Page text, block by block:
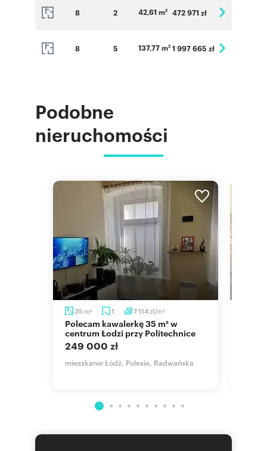
8 2 42,61 m2 472 971 zł
8 5 137,77 m2 1 997 665 zł
Podobne
nieruchomości
35 m2 1 7 114zł/m2
Polecam kawalerkę 35 m² w
centrum Łodzi przy Politechnice
249 000 zł
mieszkanie Łódź, Polesie, Radwańska